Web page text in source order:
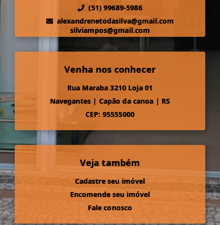
(51) 99689-5986
alexandrenetodasilva@gmail.com
silviampos@gmail.com
Venha nos conhecer
Rua Maraba 3210 Loja 01
Navegantes | Capão da canoa | RS
CEP: 95555000
Veja também
Cadastre seu imóvel
Encomende seu imóvel
Fale conosco